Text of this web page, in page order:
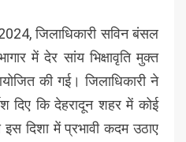
जिलाधिकारी सविन बंसल
में देर सांय भिक्षावृति मुक्त
की गई। जिलाधिकारी ने
दिए कि देहरादून शहर में कोई
इस दिशा में प्रभावी कदम उठाए